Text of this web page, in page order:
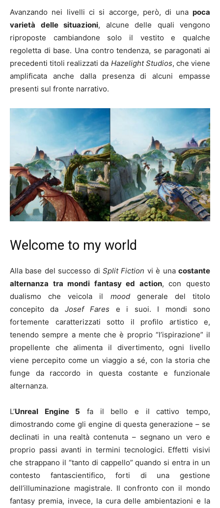
Avanzando nei livelli ci si accorge, però, di una poca
varietà delle situazioni, alcune delle quali vengono
riproposte cambiandone solo il vestito e qualche
regoletta di base. Una contro tendenza, se paragonati ai
precedenti titoli realizzati da Hazelight Studios, che viene
amplificata anche dalla presenza di alcuni empasse
presenti sul fronte narrativo.
Welcome to my world
Alla base del successo di Split Fiction vi è unacostante
alternanza tra mondi fantasy ed action, con questo
dualismo che veicola il moodgenerale del titolo
concepito da Josef Fares e i suoi. I mondi sono
fortemente caratterizzati sotto il profilo artistico e,
tenendo sempre a mente che è proprio “l’ispirazione” il
propellente che alimenta il divertimento, ogni livello
viene percepito come un viaggio a sé, con la storia che
funge da raccordo in questa costante e funzionale
alternanza.
L’Unreal Engine 5 fa il bello e il cattivo tempo,
dimostrando come gli engine di questa generazione – se
declinati in una realtà contenuta – segnano un vero e
proprio passi avanti in termini tecnologici. Effetti visivi
che strappano il “tanto di cappello” quando si entra in un
contesto fantascientifico, forti di una gestione
dell’illuminazione magistrale. Il confronto con il mondo
fantasy premia, invece, la cura delle ambientazioni e la